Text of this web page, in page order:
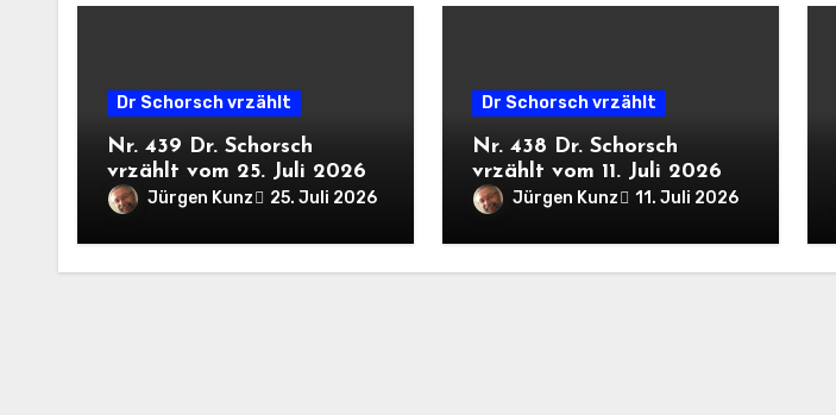
Dr Schorsch vrzählt
Nr. 439 Dr. Schorsch
vrzählt vom 25. Juli 2026
Jürgen Kunz 25. Juli 2026
Dr Schorsch vrzählt
Nr. 438 Dr. Schorsch
vrzählt vom 11. Juli 2026
Jürgen Kunz 11. Juli 2026